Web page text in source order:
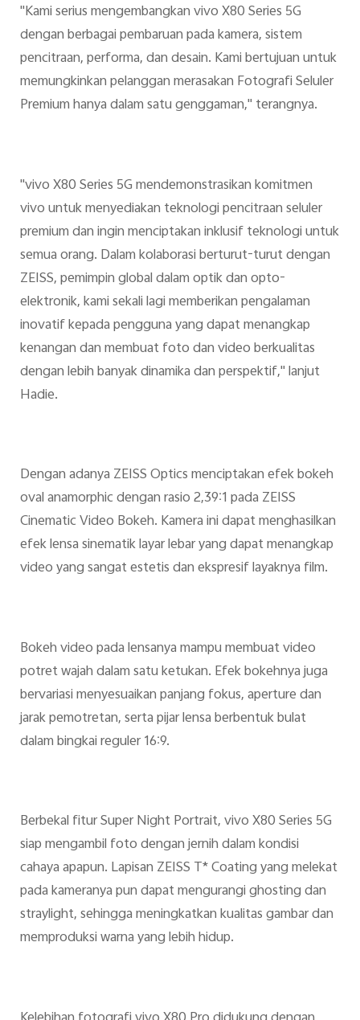
"Kami serius mengembangkan vivo X80 Series 5G
dengan berbagai pembaruan pada kamera, sistem
pencitraan, performa, dan desain. Kami bertujuan untuk
memungkinkan pelanggan merasakan Fotografi Seluler
Premium hanya dalam satu genggaman," terangnya.
"vivo X80 Series 5G mendemonstrasikan komitmen
vivo untuk menyediakan teknologi pencitraan seluler
premium dan ingin menciptakan inklusif teknologi untuk
semua orang. Dalam kolaborasi berturut-turut dengan
ZEISS, pemimpin global dalam optik dan opto-
elektronik, kami sekali lagi memberikan pengalaman
inovatif kepada pengguna yang dapat menangkap
kenangan dan membuat foto dan video berkualitas
dengan lebih banyak dinamika dan perspektif," lanjut
Hadie.
Dengan adanya ZEISS Optics menciptakan efek bokeh
oval anamorphic dengan rasio 2,39:1 pada ZEISS
Cinematic Video Bokeh. Kamera ini dapat menghasilkan
efek lensa sinematik layar lebar yang dapat menangkap
video yang sangat estetis dan ekspresif layaknya film.
Bokeh video pada lensanya mampu membuat video
potret wajah dalam satu ketukan. Efek bokehnya juga
bervariasi menyesuaikan panjang fokus, aperture dan
jarak pemotretan, serta pijar lensa berbentuk bulat
dalam bingkai reguler 16:9.
Berbekal fitur Super Night Portrait, vivo X80 Series 5G
siap mengambil foto dengan jernih dalam kondisi
cahaya apapun. Lapisan ZEISS T* Coating yang melekat
pada kameranya pun dapat mengurangi ghosting dan
straylight, sehingga meningkatkan kualitas gambar dan
memproduksi warna yang lebih hidup.